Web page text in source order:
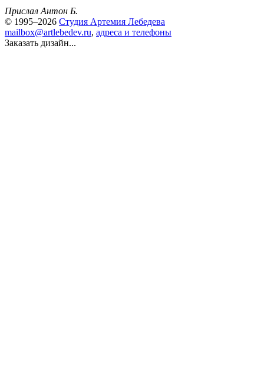
Прислал Антон Б.
© 1995–2026 Студия Артемия Лебедева
mailbox@artlebedev.ru, адреса и телефоны
Заказать дизайн...